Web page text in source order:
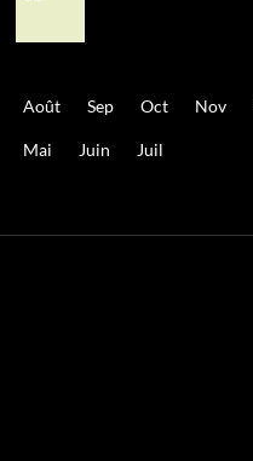
Août Sep Oct Nov
Mai Juin Juil